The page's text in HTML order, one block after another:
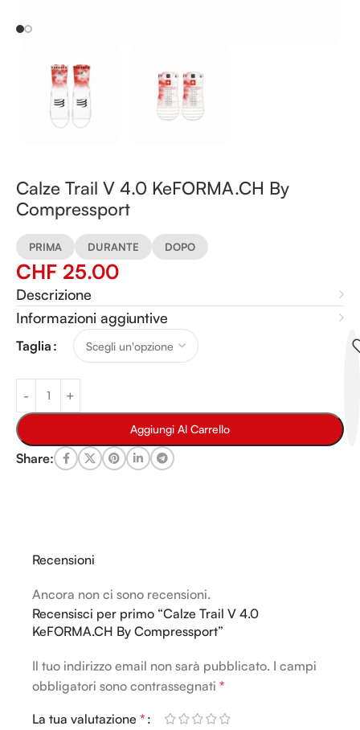
Calze Trail V 4.0 KeFORMA.CH By
Compressport
PRIMA DURANTE DOPO
CHF 25.00
Descrizione
Informazioni aggiuntive
Taglia
Aggiungi Al Carrello
Alternative:
Share:
Recensioni
Ancora non ci sono recensioni.
Recensisci per primo “Calze Trail V 4.0
KeFORMA.CH By Compressport”
Il tuo indirizzo email non sarà pubblicato. I campi
obbligatori sono contrassegnati *
La tua valutazione *
Alternative: